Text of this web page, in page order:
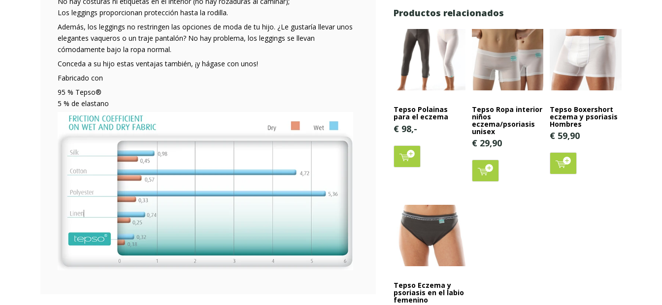
Los leggings proporcionan protección hasta la rodilla.
Además, los leggings no restringen las opciones de moda de tu hijo. ¿Le gustaría llevar unos
elegantes vaqueros o un traje pantalón? No hay problema, los leggings se llevan
cómodamente bajo la ropa normal.
Conceda a su hijo estas ventajas también, ¡y hágase con unos!
Fabricado con
95 % Tepso®
5 % de elastano
Productos relacionados
Tepso Polainas
para el eczema
€ 98,-
Tepso Ropa interior
niños
eczema/psoriasis
unisex
€ 29,90
Tepso Boxershort
eczema y psoriasis
Hombres
€ 59,90
Tepso Eczema y
psoriasis en el labio
femenino